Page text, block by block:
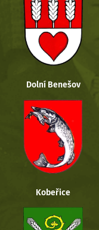
Dolní Benešov
Kobeřice